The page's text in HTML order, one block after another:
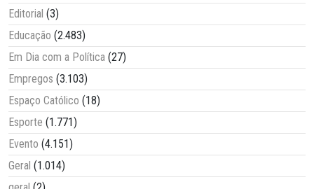
Editorial (3)
Educação (2.483)
Em Dia com a Política (27)
Empregos (3.103)
Espaço Católico (18)
Esporte (1.771)
Evento (4.151)
Geral (1.014)